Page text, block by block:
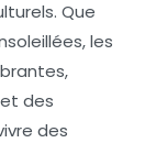
Que
les
des
des